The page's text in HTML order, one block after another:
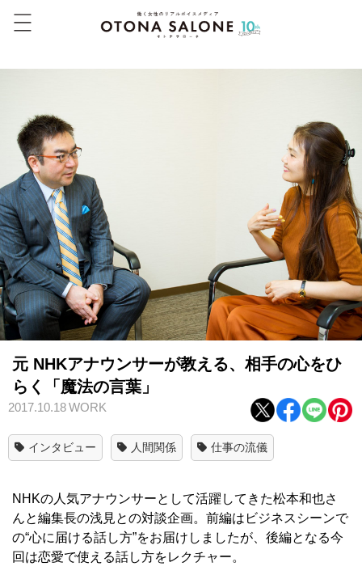
元 NHKアナウンサーが教える、相手の心をひ
らく「魔法の言葉」
2017.10.18WORK
インタビュー 人間関係 仕事の流儀
NHKの人気アナウンサーとして活躍してきた松本和也さ
んと編集長の浅見との対談企画。前編はビジネスシーンで
の“心に届ける話し方”をお届けしましたが、後編となる今
回は恋愛で使える話し方をレクチャー。